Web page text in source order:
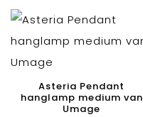
Asteria Pendant
hanglamp medium van
Umage